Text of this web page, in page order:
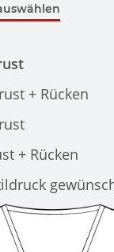
+ Rücken
+ Rücken